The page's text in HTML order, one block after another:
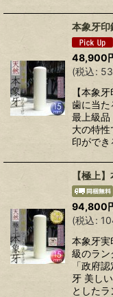
本象牙
48,900
(税込:
【本象
歯に当た
最上級品
大の特
印がで
【極上
94,800
(税込:
本象牙実
級のラン
「政府
牙 美し
とした